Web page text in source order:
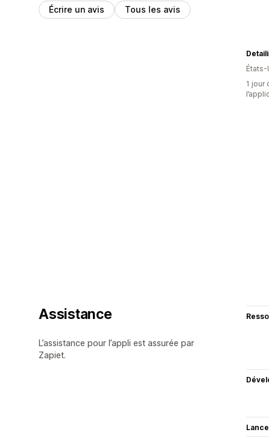
Écrire un avis Tous les avis
États-
1 jour
Assistance
L’assistance pour l’appli est assurée par
Zapiet.